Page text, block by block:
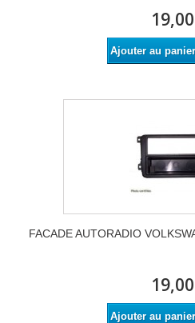
Ajouter au panier
FACADE AUTORADIO
Ajouter au panier